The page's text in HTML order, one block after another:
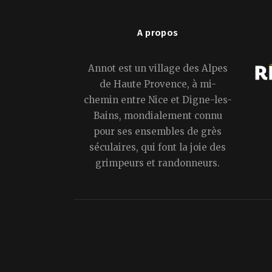
A propos
Annot est un village des Alpes
de Haute Provence, à mi-
chemin entre Nice et Digne-les-
Bains, mondialement connu
pour ses ensembles de grès
séculaires, qui font la joie des
grimpeurs et randonneurs.